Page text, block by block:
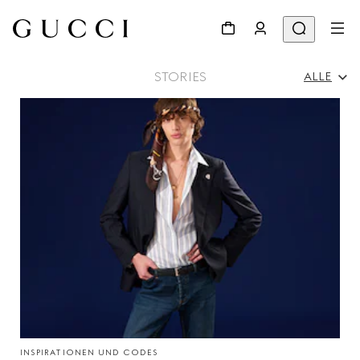
STORIES ALLE
Werbekampagnen
Persönlichkeiten & Events
INSPIRATIONEN UND CODES